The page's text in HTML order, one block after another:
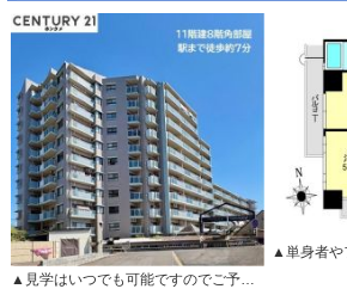
▲見学はいつでも可能ですのでご予約下さい。